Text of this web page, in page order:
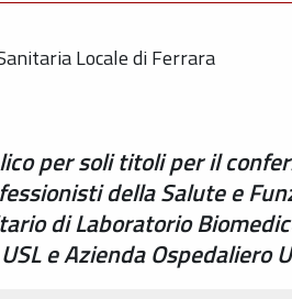
Locale di Ferrara
per soli titoli per il
della Salute e
di Laboratorio
e Azienda Ospedaliero